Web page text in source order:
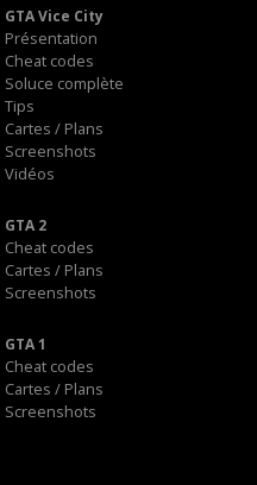
GTA Vice City
Présentation
Cheat codes
Soluce complète
Tips
Cartes / Plans
Screenshots
Vidéos
GTA 2
Cheat codes
Cartes / Plans
Screenshots
GTA 1
Cheat codes
Cartes / Plans
Screenshots